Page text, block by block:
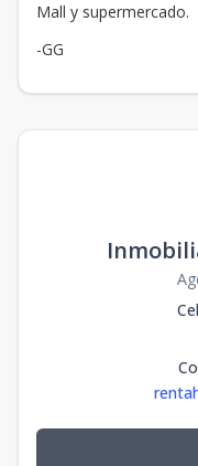
Mall y supermercado.
-GG